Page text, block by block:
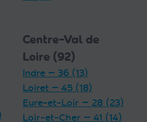
Centre-Val de
Loire (92)
Indre — 36 (13)
Loiret — 45 (18)
Eure-et-Loir — 28 (23)
Loir-et-Cher — 41 (14)